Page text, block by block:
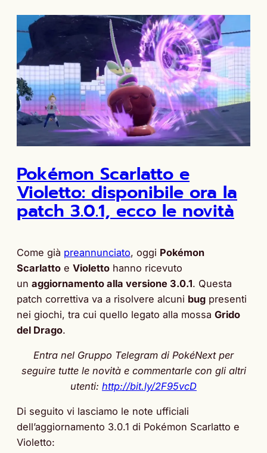
Pokémon Scarlatto e
Violetto: disponibile ora la
patch 3.0.1, ecco le novità
Come già preannunciato, oggi Pokémon
Scarlatto e Violetto hanno ricevuto
un aggiornamento alla versione 3.0.1. Questa
patch correttiva va a risolvere alcuni bug presenti
nei giochi, tra cui quello legato alla mossa Grido
del Drago.
Entra nel Gruppo Telegram di PokéNext per
seguire tutte le novità e commentarle con gli altri
utenti: http://bit.ly/2F95vcD
Di seguito vi lasciamo le note ufficiali
dell’aggiornamento 3.0.1 di Pokémon Scarlatto e
Violetto: